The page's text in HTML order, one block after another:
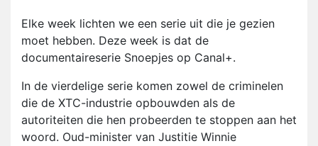
Elke week lichten we een serie uit die je gezien
moet hebben. Deze week is dat de
documentaireserie Snoepjes op Canal+.
In de vierdelige serie komen zowel de criminelen
die de XTC-industrie opbouwden als de
autoriteiten die hen probeerden te stoppen aan het
woord. Oud-minister van Justitie Winnie